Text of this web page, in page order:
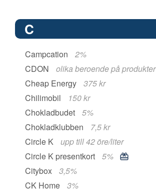
C
Campcation
2%
CDON
olika beroende på produkter
Cheap Energy
375 kr
Chilimobil
150 kr
Chokladbudet
5%
Chokladklubben
7,5 kr
Circle K
upp till 42 öre/liter
Circle K presentkort
5%
Citybox
3,5%
CK Home
3%